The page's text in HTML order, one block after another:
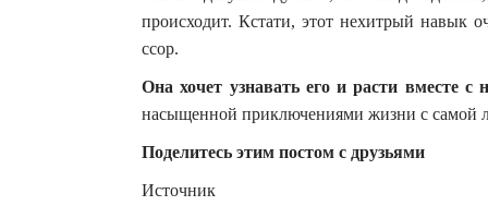
происходит. Кстати, этот нехитрый навык
ссор.
Она хочет узнавать его и расти вместе с
насыщенной приключениями жизни с самой
Поделитесь этим постом с друзьями
Источник